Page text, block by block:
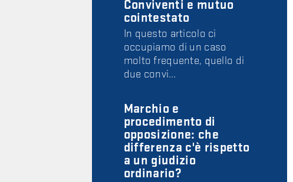
Conviventi e mutuo
cointestato
In questo articolo ci
occupiamo di un caso
molto frequente, quello di
due convi…
Marchio e
procedimento di
opposizione: che
differenza c'è rispetto
a un giudizio
ordinario?